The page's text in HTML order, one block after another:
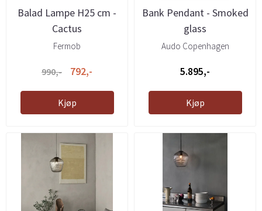
Balad Lampe H25 cm -
Cactus
Fermob
990,- 792,-
Kjøp
Bank Pendant - Smoked
glass
Audo Copenhagen
5.895,-
Kjøp